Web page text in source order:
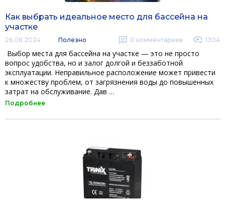
Как выбрать идеальное место для бассейна на
участке
26.08.2024 Полезно 0 комментариев 1304
Выбор места для бассейна на участке — это не просто
вопрос удобства, но и залог долгой и беззаботной
эксплуатации. Неправильное расположение может привести
к множеству проблем, от загрязнения воды до повышенных
затрат на обслуживание. Дав …
Подробнее